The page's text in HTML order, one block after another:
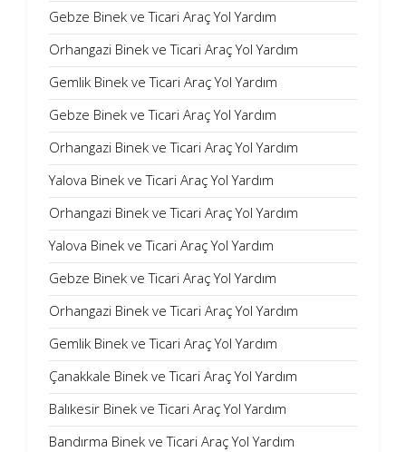
Gebze Binek ve Ticari Araç Yol Yardım
Orhangazi Binek ve Ticari Araç Yol Yardım
Gemlik Binek ve Ticari Araç Yol Yardım
Gebze Binek ve Ticari Araç Yol Yardım
Orhangazi Binek ve Ticari Araç Yol Yardım
Yalova Binek ve Ticari Araç Yol Yardım
Orhangazi Binek ve Ticari Araç Yol Yardım
Yalova Binek ve Ticari Araç Yol Yardım
Gebze Binek ve Ticari Araç Yol Yardım
Orhangazi Binek ve Ticari Araç Yol Yardım
Gemlik Binek ve Ticari Araç Yol Yardım
Çanakkale Binek ve Ticari Araç Yol Yardım
Balıkesir Binek ve Ticari Araç Yol Yardım
Bandırma Binek ve Ticari Araç Yol Yardım